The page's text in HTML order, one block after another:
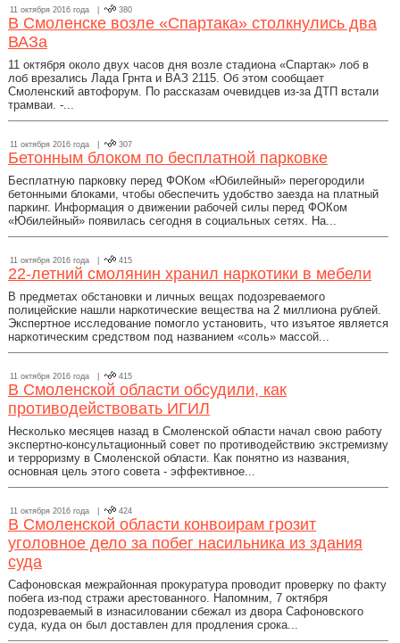
11 октября 2016 года | 380
В Смоленске возле «Спартака» столкнулись два
ВАЗа
11 октября около двух часов дня возле стадиона «Спартак» лоб в
лоб врезались Лада Грнта и ВАЗ 2115. Об этом сообщает
Смоленский автофорум. По рассказам очевидцев из-за ДТП встали
трамваи. -...
11 октября 2016 года | 307
Бетонным блоком по бесплатной парковке
Бесплатную парковку перед ФОКом «Юбилейный» перегородили
бетонными блоками, чтобы обеспечить удобство заезда на платный
паркинг. Информация о движении рабочей силы перед ФОКом
«Юбилейный» появилась сегодня в социальных сетях. На...
11 октября 2016 года | 415
22-летний смолянин хранил наркотики в мебели
В предметах обстановки и личных вещах подозреваемого
полицейские нашли наркотические вещества на 2 миллиона рублей.
Экспертное исследование помогло установить, что изъятое является
наркотическим средством под названием «соль» массой...
11 октября 2016 года | 415
В Смоленской области обсудили, как
противодействовать ИГИЛ
Несколько месяцев назад в Смоленской области начал свою работу
экспертно-консультационный совет по противодействию экстремизму
и терроризму в Смоленской области. Как понятно из названия,
основная цель этого совета - эффективное...
11 октября 2016 года | 424
В Смоленской области конвоирам грозит
уголовное дело за побег насильника из здания
суда
Сафоновская межрайонная прокуратура проводит проверку по факту
побега из-под стражи арестованного. Напомним, 7 октября
подозреваемый в изнасиловании сбежал из двора Сафоновского
суда, куда он был доставлен для продления срока...